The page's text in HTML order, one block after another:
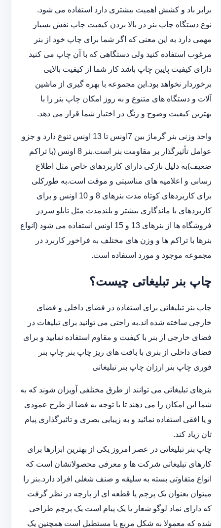
برابر باد و ‏کشش اهمیت بیشتری دارد استفاده می شود‎.‎
نوع دستگاه چاپ بنر در بالا بردن کیفیت چاپ نقش بسیار
مهمی دارد به این معنی که اگر شما برای چاپ خود از بنر
‏مرغوب استفاده کنید ولی دستگاهی که با آن چاپ می کنید
دارای کیفیت پایین چاپ باشد کار شما از کیفیت بالایی
برخوردار ‏نخواهد بود.این مجموعه با بهره گیری از ماشین
آلات و دستگاه های متنوع و به روز امکان چاپ بنر را با
بهترین کیفیت ‏وضوح و رنگ در اختیار شما قرار می دهد.‏‎
واحد وزنی بنر گرماژ بین ‏‎7‎‏اونس تا 13 اونس تنوع دارد و جزو
عوامل تأثیرگذار بر مقاومت بنر است.بنر 8 اونس (با ‏تراکم
ضعیف)به دلیل نازکی دارای کاربردهای خاص مثل اطلاع
رسانی و اعلامیه های مناسبتی و موقت است.به طورکلی
‏برای کاربردهای کوتاه مدت بنرهای 8 و 10 اونس و برای
کاربردهای با ماندگاری بیشتر و بلندمدت مثل تابلو سردر
‏فروشگاه ها از بنرهای 13 و 15 اونس استفاده می شود (انواع
بنرها با تراکم ها و وزن های مختلف به فراخور کاربرد در
‏مجموعه موجود و مورد استفاده است.
چاپ بنر تبلیغاتی چیست؟
چاپ بنر تبلیغاتی برای استفاده در فضای داخلی و فضای
خارجی ساخته شده اند.به راحتی می توانید برای تبلیغات در
فضای خارجی از بنر با کیفیت و مقاوم استفاده نمایید و برای
فضای داخلی از بنری با بافت های ریز چاپ بنر چاپ بنر
فوری چاپ بنر ارزان چاپ بنر تبلیغاتی
بنرهای تبلیغاتی می توانند از طرق مختلفی آویزان شوند که به
شما این امکان را می دهند تا با توجه به فضا از طرح عمودی
و یا افقی استفاده نمائید و به زییایی بصری و تاثیرگذاری پیام
تان زیاد کند.
چاپ بنر تبلیغاتی در عصر امروز یکی از بهترین ابزارها برای
کارهای تبلیغاتی شرکت ها و معرفی محصولاتشان است که
انواع متفاوتی بسته به سلیقه و صنف شغلی افراد دارد.بنر را
میتوان بعنوان یک پرچم یا قطعه ای از پارچه در نظر گرفت
که دارای نماد لوگو شعار یا یک پیام است یک پرچم طراحی
شده که معمولا به شکل مربع یا مستطیل است همچنین یک